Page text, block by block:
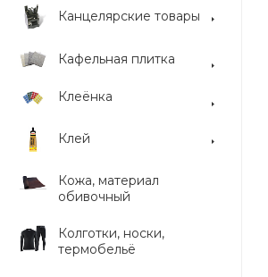
Канцелярские товары
Кафельная плитка
Клеёнка
Клей
Кожа, материал
обивочный
Колготки, носки,
термобельё